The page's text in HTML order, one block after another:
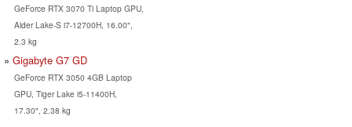
GeForce RTX 3070 Ti Laptop GPU,
Alder Lake-S i7-12700H, 16.00",
2.3 kg
Gigabyte G7 GD
GeForce RTX 3050 4GB Laptop
GPU, Tiger Lake i5-11400H,
17.30", 2.38 kg